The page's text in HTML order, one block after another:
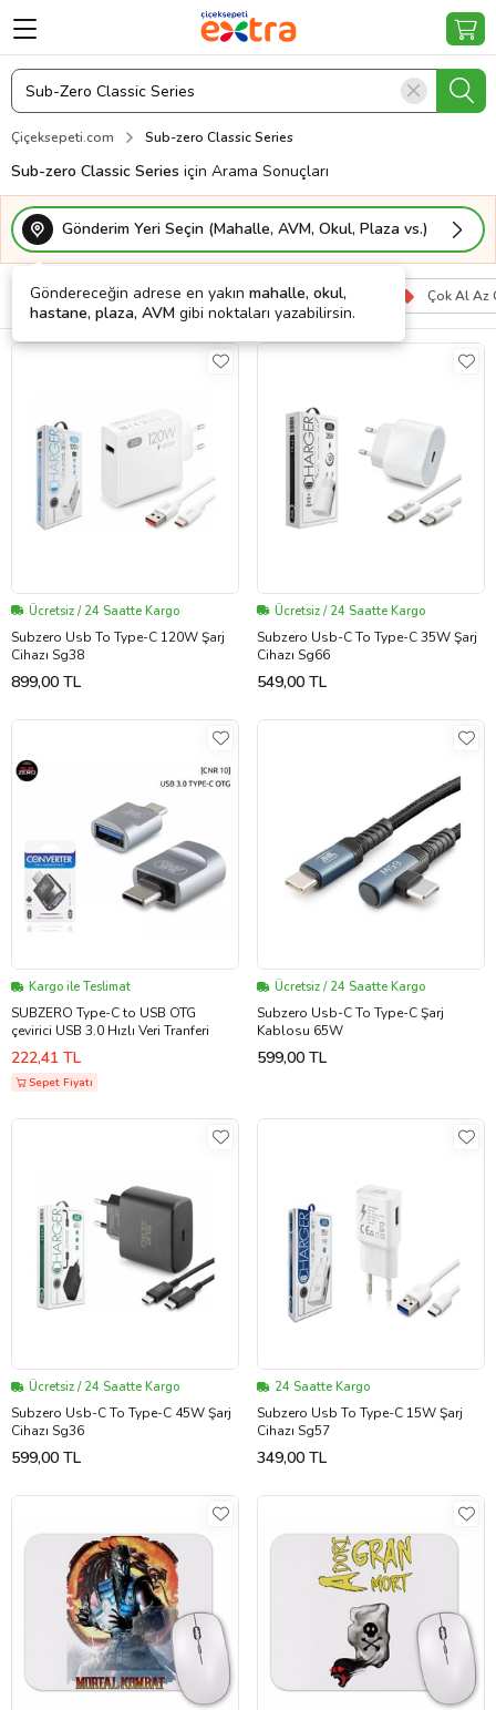
Çiçeksepeti.com Sub-zero Classic Series
Sub-zero Classic Series için Arama Sonuçları
Gönderim Yeri Seçin (Mahalle, AVM, Okul, Plaza vs.)
Göndereceğin adrese en yakın mahalle, okul,
hastane, plaza, AVM gibi noktaları yazabilirsin.
Filtrele Sırala Kargo Bedava Çok Al Az
Ücretsiz / 24 Saatte Kargo
Subzero Usb To Type-C 120W Şarj
Cihazı Sg38
899,00 TL
Ücretsiz / 24 Saatte Kargo
Subzero Usb-C To Type-C 35W Şarj
Cihazı Sg66
549,00 TL
Kargo ile Teslimat
SUBZERO Type-C to USB OTG
çevirici USB 3.0 Hızlı Veri Tranferi
222,41 TL
Sepet Fiyatı
Ücretsiz / 24 Saatte Kargo
Subzero Usb-C To Type-C Şarj
Kablosu 65W
599,00 TL
Ücretsiz / 24 Saatte Kargo
Subzero Usb-C To Type-C 45W Şarj
Cihazı Sg36
599,00 TL
24 Saatte Kargo
Subzero Usb To Type-C 15W Şarj
Cihazı Sg57
349,00 TL